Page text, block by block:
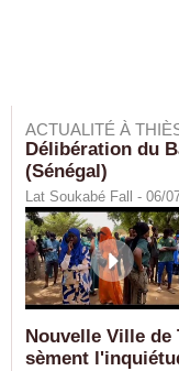
ACTUALITÉ À
Délibération du
(Sénégal)
Lat Soukabé Fall - 06/
Nouvelle Ville
sèment